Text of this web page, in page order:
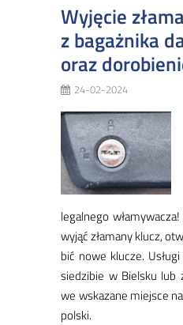
Wyjęcie
z bagażnika
oraz
24-02-2024
le­gal­ne­go
wy­jąć zła­ma­ny klucz,
bić no­we klu­cze.
sie­dzi­bie w Biel­sku lub
we wska­za­ne miej­sce
pol­ski.